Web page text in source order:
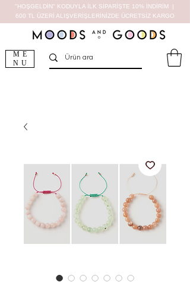
ME
NU
"HOŞGELDİN" KODUYLA İLK SİPARİŞTE 10% İNDİRİM |
600 TL ÜZERİ ALIŞVERİŞLERİNİZDE ÜCRETSİZ KARGO